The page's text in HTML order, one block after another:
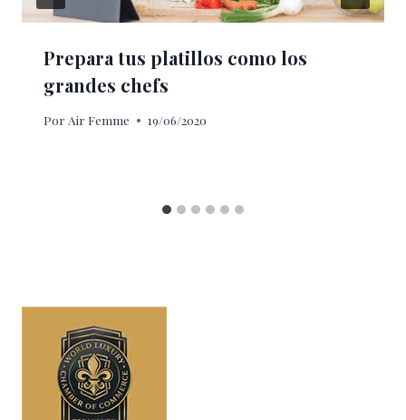
Prepara tus platillos como los
grandes chefs
Por Air Femme 19/06/2020